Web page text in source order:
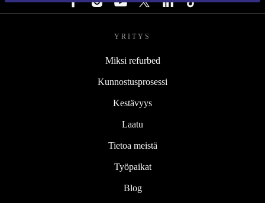
YRITYS
Miksi refurbed
Kunnostusprosessi
Kestävyys
Laatu
Tietoa meistä
Työpaikat
Blog